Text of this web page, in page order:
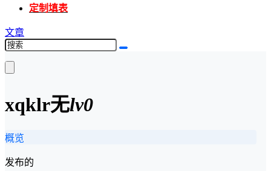
定制填表
文章
xqklr无lv0
概览
发布的